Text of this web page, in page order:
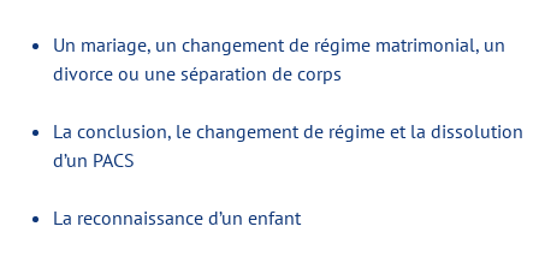
Un mariage, un changement de régime matrimonial, un
divorce ou une séparation de corps
La conclusion, le changement de régime et la dissolution
d’un PACS
La reconnaissance d’un enfant